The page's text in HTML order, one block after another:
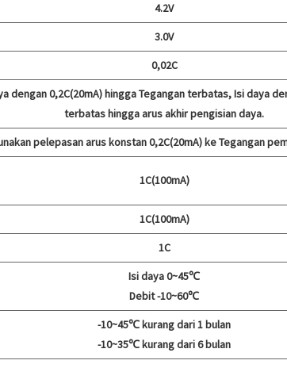
4.2V
3.0V
0,02C
dengan 0,2C(20mA) hingga Tegangan terbatas, Isi daya
terbatas hingga arus akhir pengisian daya.
pelepasan arus konstan 0,2C(20mA) ke Tegangan
1C(100mA)
1C(100mA)
1C
Isi daya 0~45℃
Debit -10~60℃
-10~45℃ kurang dari 1 bulan
-10~35℃ kurang dari 6 bulan